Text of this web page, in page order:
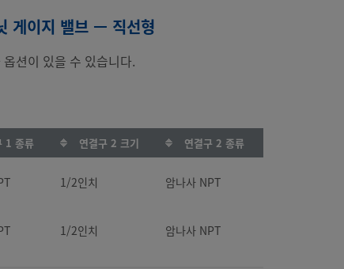
게이지 밸브 — 직선형
션이 있을 수 있습니다.
1 종류 연결구 2 크기 연결구 2 종류
1/2인치 암나사 NPT
1/2인치 암나사 NPT